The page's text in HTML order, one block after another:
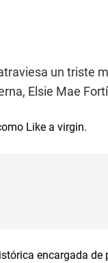
un triste
Elsie Mae
Like a virgin.
encargada